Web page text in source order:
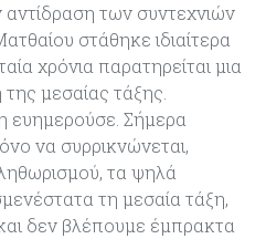
των συντεχνιών
στάθηκε ιδιαίτερα
χρόνια παρατηρείται μια
μεσαίας τάξης.
ευημερούσε. Σήμερα
να συρρικνώνεται,
τα ψηλά
τη μεσαία τάξη,
δεν βλέπουμε έμπρακτα